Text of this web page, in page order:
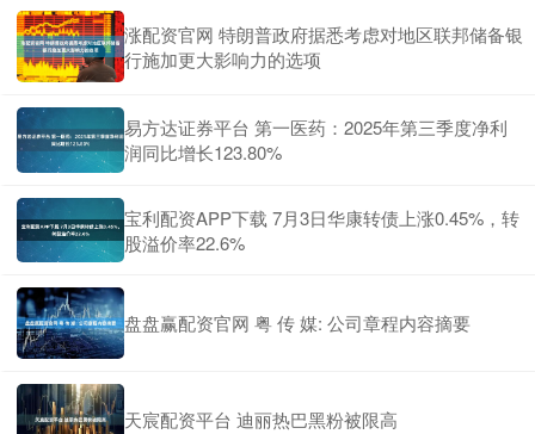
涨配资官网 特朗普政府据悉考虑对地区联邦储备银
行施加更大影响力的选项
易方达证券平台 第一医药：2025年第三季度净利
润同比增长123.80%
宝利配资APP下载 7月3日华康转债上涨0.45%，转
股溢价率22.6%
盘盘赢配资官网 粤 传 媒: 公司章程内容摘要
天宸配资平台 迪丽热巴黑粉被限高